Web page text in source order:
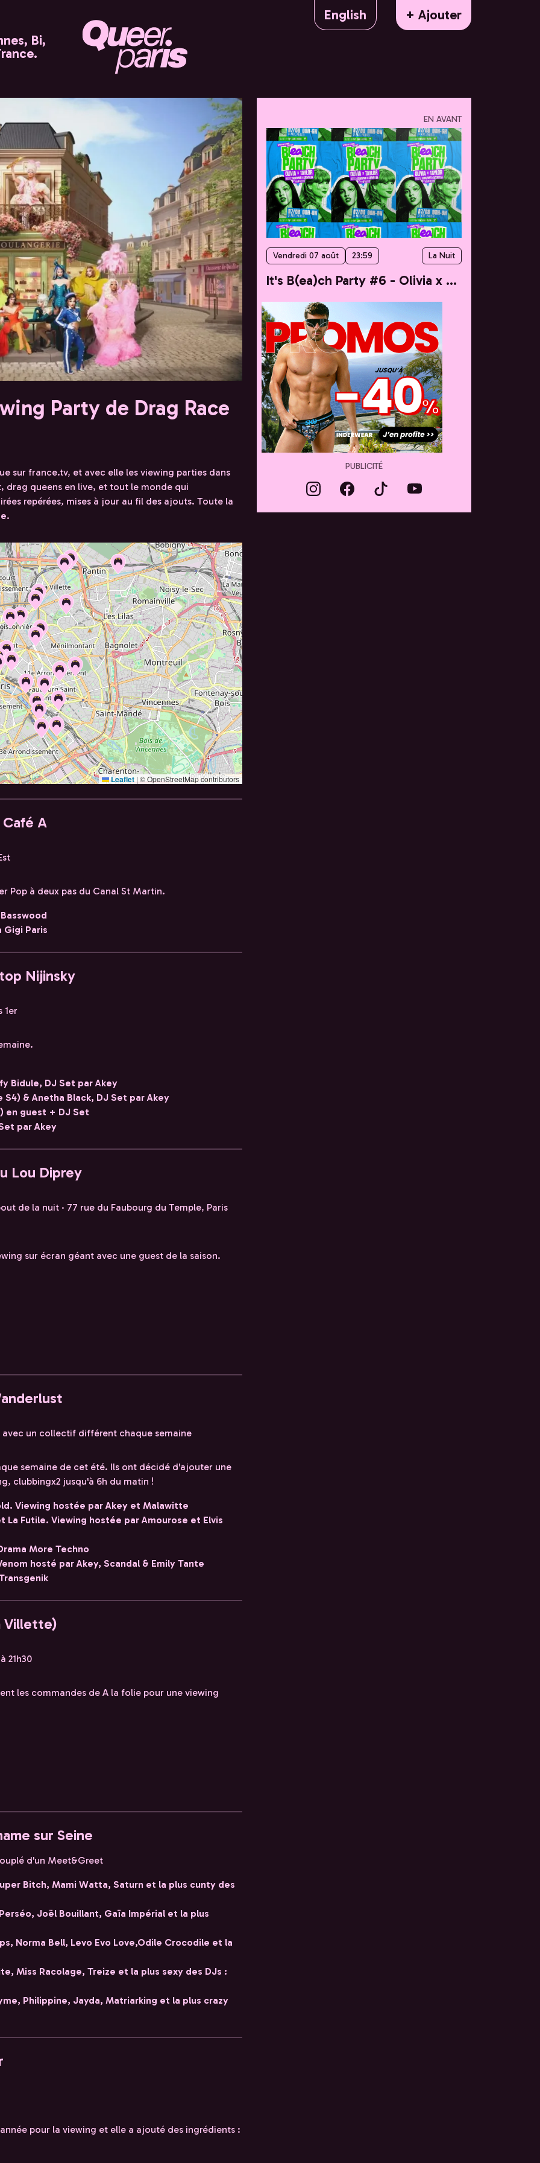
English
+ Ajouter
Bi,
Party de Drag Race
sur france.tv, et avec elle les viewing parties dans
drag queens en live, et tout le monde qui
repérées, mises à jour au fil des ajouts. Toute la
.
Leaflet | © OpenStreetMap contributors
A
Pop à deux pas du Canal St Martin.
Gigi Paris
Nijinsky
1er
Bidule, DJ Set par Akey
& Anetha Black, DJ Set par Akey
en guest + DJ Set
par Akey
Lou Diprey
de la nuit · 77 rue du Faubourg du Temple, Paris
sur écran géant avec une guest de la saison.
avec un collectif différent chaque semaine
semaine de cet été. Ils ont décidé d'ajouter une
clubbingx2 jusqu'à 6h du matin !
Viewing hostée par Akey et Malawitte
Futile. Viewing hostée par Amourose et Elvis
More Techno
hosté par Akey, Scandal & Emily Tante
Villette)
21h30
les commandes de A la folie pour une viewing
sur Seine
d'un Meet&Greet
Bitch, Mami Watta, Saturn et la plus cunty des
Joël Bouillant, Gaïa Impérial et la plus
Norma Bell, Levo Evo Love,Odile Crocodile et la
Miss Racolage, Treize et la plus sexy des DJs :
Philippine, Jayda, Matriarking et la plus crazy
pour la viewing et elle a ajouté des ingrédients :
EN AVANT
Vendredi 07 août 23:59 La Nuit
It's B(ea)ch Party #6 - Olivia x Taylor
PUBLICITÉ